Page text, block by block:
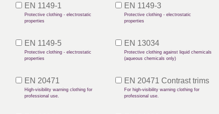
EN 1149-1
Protective clothing - electrostatic
properties
EN 1149-3
Protective clothing - electrostatic
properties
EN 1149-5
Protective clothing - electrostatic
properties
EN 13034
Protective clothing against liquid chemicals
(aqueous chemicals only)
EN 20471
High-visibility warning clothing for
professional use.
EN 20471 Contrast trims
For high-visibility warning clothing for
professional use.